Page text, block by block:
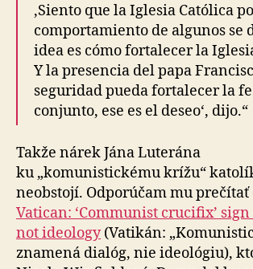
‚Siento que la Iglesia Católica
comportamiento de algunos se
idea es cómo fortalecer la
Y la presencia del papa
seguridad pueda fortalecer la
conjunto, ese es el deseo‘, dijo.“
Takže nárek Jána Luterána
ku „komunistickému krížu“
neobstojí. Odporúčam mu
Vatican: ‘Communist crucifix’
not ideology(Vatikán:
znamená dialóg, nie ideológiu),